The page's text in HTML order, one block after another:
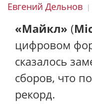
Евгений Дельнов |
«Майкл» (
цифровом
сказалось
сборов, что
рекорд.